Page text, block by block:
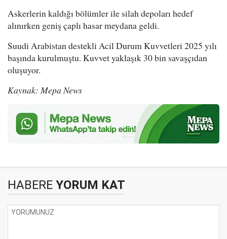
Askerlerin kaldığı bölümler ile silah depoları hedef
alınırken geniş çaplı hasar meydana geldi.
Suudi Arabistan destekli Acil Durum Kuvvetleri 2025 yılı
başında kurulmuştu. Kuvvet yaklaşık 30 bin savaşçıdan
oluşuyor.
Kaynak: Mepa News
HABERE YORUM KAT